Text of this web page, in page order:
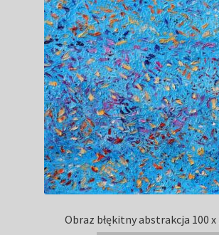
Tarot
Wabi sabi
Aukcja
O mnie
GalleryStore
Obraz błękitny abstrakcja 100 x